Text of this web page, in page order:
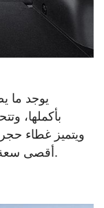
بأكملها،
ويتميز غطاء
أقصى سعة تخزين. الحد الأقصى للحجم 496 لترًا.